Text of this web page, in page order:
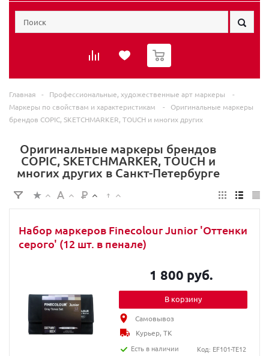
0
Главная - Профессиональные, художественные арт маркеры
-
Маркеры по свойствам и характеристикам
-
Оригинальные маркеры
брендов COPIC, SKETCHMARKER, TOUCH и многих других
Оригинальные маркеры брендов
COPIC, SKETCHMARKER, TOUCH и
многих других в Санкт-Петербурге
Набор маркеров Finecolour Junior 'Оттенки
серого' (12 шт. в пенале)
1 800 руб.
В корзину
Самовывоз
Курьер, ТК
Есть в наличии
Код: EF101-TE12